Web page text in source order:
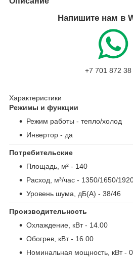
Напишите нам в
+7 701 872 38
Характеристики
Режимы и функции
Режим работы - тепло/холод
Инвертор - да
Потребительские
Площадь, м² - 140
Расход, м³/час - 1350/1650/
Уровень шума, дБ(А) - 38/46
Производительность
Охлаждение, кВт- 14.00
Обогрев, кВт- 16.00
Номинальная мощность, кВт-